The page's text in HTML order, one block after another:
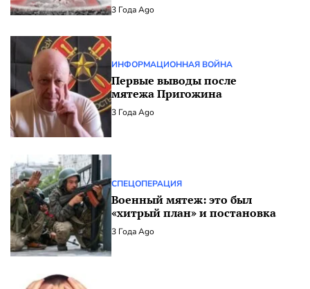
3 Года Ago
ИНФОРМАЦИОННАЯ ВОЙНА
Первые выводы после
мятежа Пригожина
3 Года Ago
СПЕЦОПЕРАЦИЯ
Военный мятеж: это был
«хитрый план» и постановка
3 Года Ago